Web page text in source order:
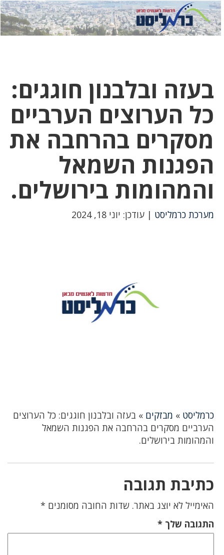
לחץ
כאן
לחץ
כדי
בעזה ובלבנון חוגגים:
כל הערוצים הערביים
מסקרים בהרחבה את
הפגנות השמאל
והמהומות בירושלים.
מערכת כרמליסט | עודכן: יוני 18, 2024
כרמליסט » מבזקים » בעזה ובלבנון חוגגים: כל הערוצים
הערביים מסקרים בהרחבה את הפגנות השמאל
והמהומות בירושלים.
כתיבת תגובה
האימייל לא יוצג באתר. שדות החובה מסומנים *
התגובה שלך *